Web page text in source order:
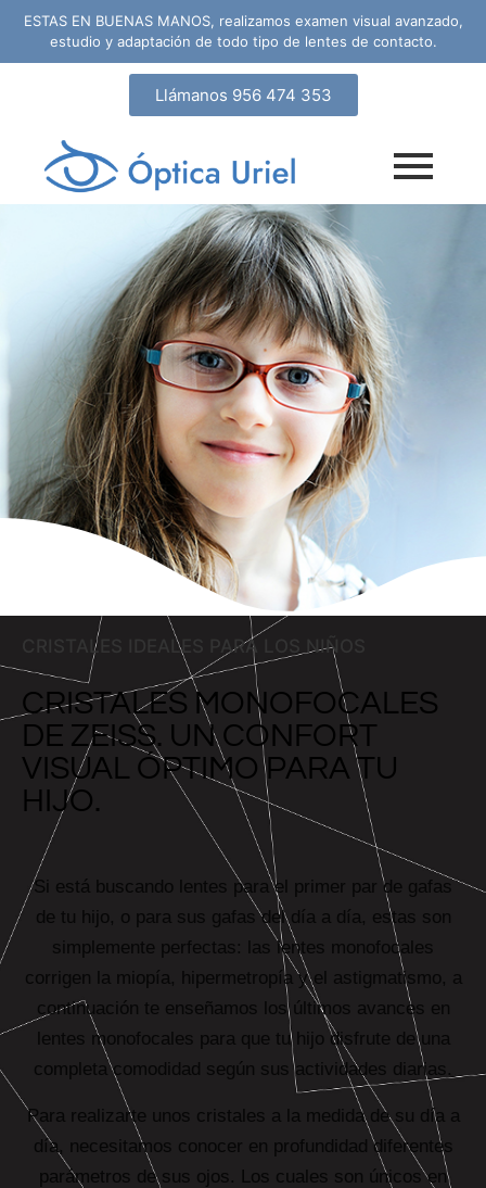
ESTAS EN BUENAS MANOS, realizamos examen visual avanzado,
estudio y adaptación de todo tipo de lentes de contacto.
Llámanos 956 474 353
CRISTALES IDEALES PARA LOS NIÑOS
CRISTALES MONOFOCALES
DE ZEISS. UN CONFORT
VISUAL ÓPTIMO PARA TU
HIJO.
Si está buscando lentes para el primer par de gafas
de tu hijo, o para sus gafas del día a día, estas son
simplemente perfectas: las lentes monofocales
corrigen la miopía, hipermetropía y el astigmatismo, a
continuación te enseñamos los últimos avances en
lentes monofocales para que tu hijo disfrute de una
completa comodidad según sus actividades diarias.
Para realizarte unos cristales a la medida de su día a
día, necesitamos conocer en profundidad diferentes
parámetros de sus ojos. Los cuales son únicos en